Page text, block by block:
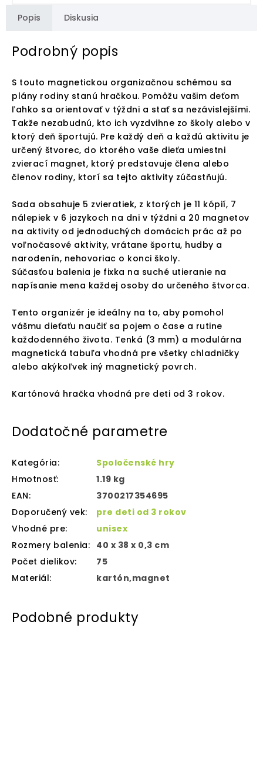
Popis Diskusia
Podrobný popis
S touto magnetickou organizačnou schémou sa
plány rodiny stanú hračkou. Pomôžu vašim deťom
ľahko sa orientovať v týždni a stať sa nezávislejšími.
Takže nezabudnú, kto ich vyzdvihne zo školy alebo v
ktorý deň športujú. Pre každý deň a každú aktivitu je
určený štvorec, do ktorého vaše dieťa umiestni
zvierací magnet, ktorý predstavuje člena alebo
členov rodiny, ktorí sa tejto aktivity zúčastňujú.
Sada obsahuje 5 zvieratiek, z ktorých je 11 kópií, 7
nálepiek v 6 jazykoch na dni v týždni a 20 magnetov
na aktivity od jednoduchých domácich prác až po
voľnočasové aktivity, vrátane športu, hudby a
narodenín, nehovoriac o konci školy.
Súčasťou balenia je fixka na suché utieranie na
napísanie mena každej osoby do určeného štvorca.
Tento organizér je ideálny na to, aby pomohol
vášmu dieťaťu naučiť sa pojem o čase a rutine
každodenného života. Tenká (3 mm) a modulárna
magnetická tabuľa vhodná pre všetky chladničky
alebo akýkoľvek iný magnetický povrch.
Kartónová hračka vhodná pre deti od 3 rokov.
Dodatočné parametre
Kategória:
Spoločenské hry
Hmotnosť:
1.19 kg
EAN:
3700217354695
Doporučený vek:
pre deti od 3 rokov
Vhodné pre:
unisex
Rozmery balenia: 40 x 38 x 0,3 cm
Počet dielikov:
75
Materiál: kartón,magnet